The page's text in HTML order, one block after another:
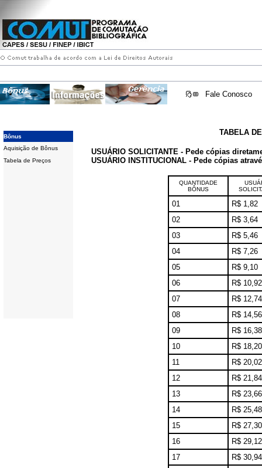
Fale Conosco
Bônus
Aquisição de Bônus
Tabela de Preços
TABELA
USUÁRIO SOLICITANTE - Pede cópias
USUÁRIO INSTITUCIONAL - Pede cópias
QUANTIDADE
BÔNUS
01
R$ 1,82
02
R$ 3,64
03
R$ 5,46
04
R$ 7,26
05
R$ 9,10
06
R$ 10,92
07
R$ 12,74
08
R$ 14,56
09
R$ 16,38
10
R$ 18,20
11
R$ 20,02
12
R$ 21,84
13
R$ 23,66
14
R$ 25,48
15
R$ 27,30
16
R$ 29,12
17
R$ 30,94